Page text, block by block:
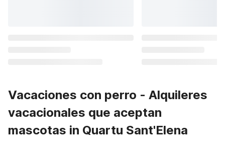
Vacaciones con perro - Alquileres
vacacionales que aceptan
mascotas in Quartu Sant'Elena